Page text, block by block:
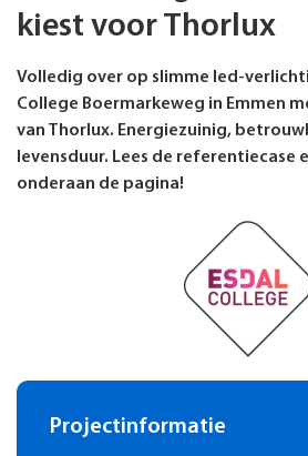
kiest voor Thorlux
Volledig over op slimme led-
College Boermarkeweg in Emmen
van Thorlux. Energiezuinig,
levensduur. Lees de referentiecase
onderaan de pagina!
Projectinformatie